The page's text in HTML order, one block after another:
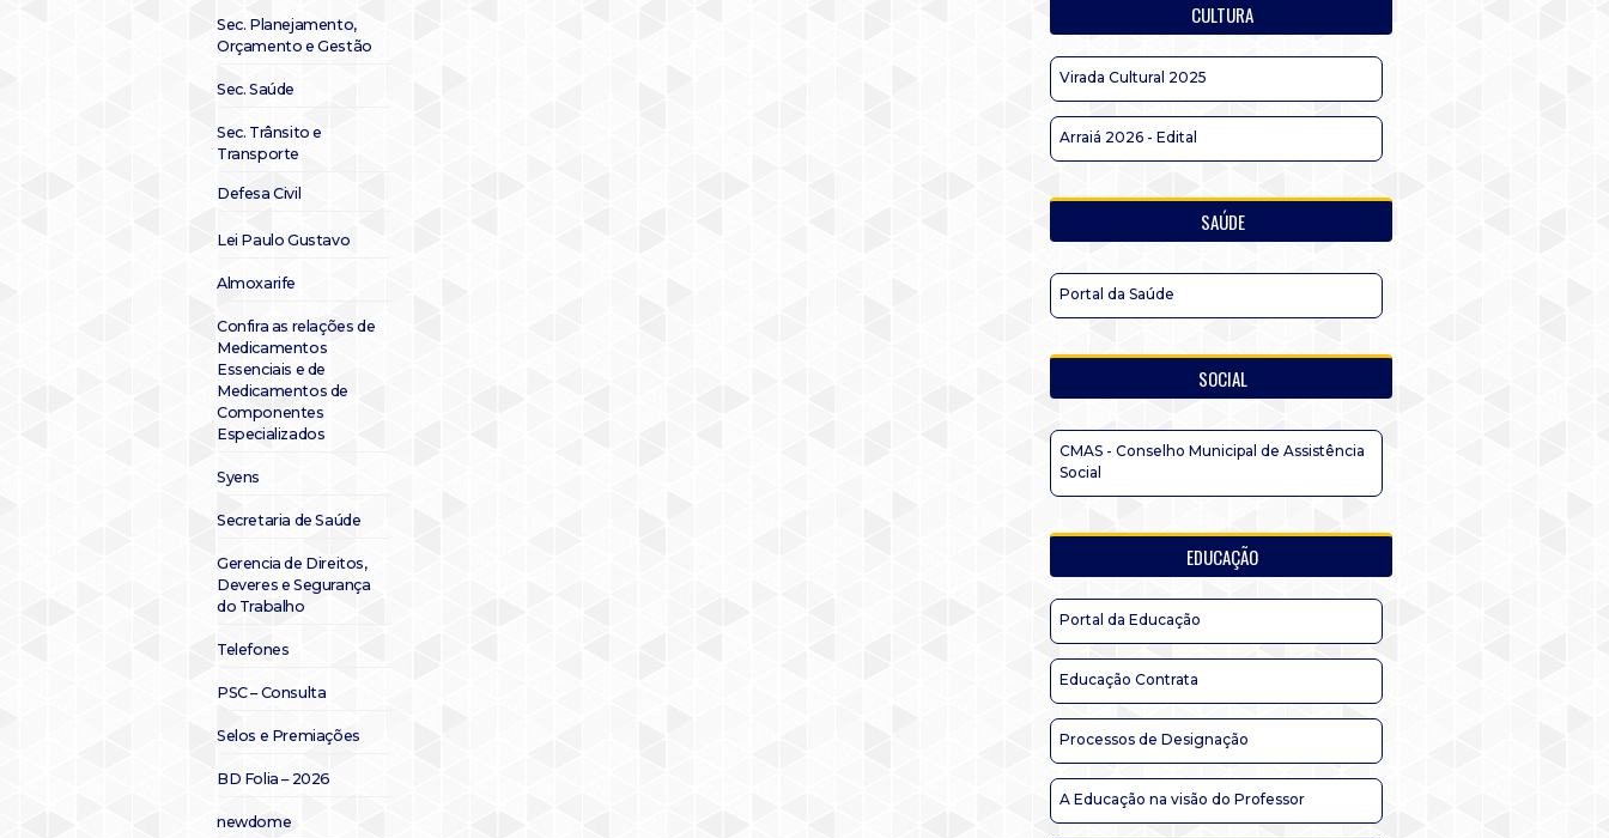
Sec. Planejamento,
Orçamento e Gestão
Sec. Saúde
Sec. Trânsito e
Transporte
Defesa Civil
Lei Paulo Gustavo
Almoxarife
Confira as relações de
Medicamentos
Essenciais e de
Medicamentos de
Componentes
Especializados
Syens
Secretaria de Saúde
Gerencia de Direitos,
Deveres e Segurança
do Trabalho
Telefones
PSC – Consulta
Selos e Premiações
BD Folia – 2026
newdome
CULTURA
Virada Cultural 2025
Arraiá 2026 - Edital
SAÚDE
Portal da Saúde
SOCIAL
CMAS - Conselho Municipal de Assistência
Social
EDUCAÇÃO
Portal da Educação
Educação Contrata
Processos de Designação
A Educação na visão do Professor